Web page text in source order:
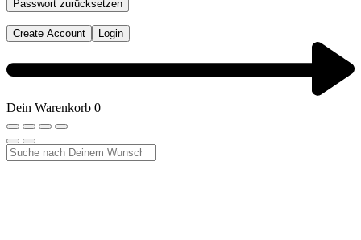
Passwort zurücksetzen
Create Account Login
Dein Warenkorb 0